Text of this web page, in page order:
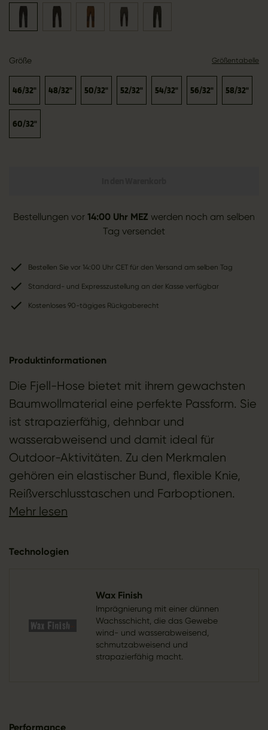
Größe Größentabelle
46/32" 48/32" 50/32" 52/32" 54/32" 56/32" 58/32"
60/32"
Bestellungen vor 14:00 Uhr MEZ werden noch am selben
Tag versendet
Bestellen Sie vor 14:00 Uhr CET für den Versand am selben Tag
Standard- und Expresszustellung an der Kasse verfügbar
Kostenloses 90-tägiges Rückgaberecht
Produktinformationen
Die Fjell-Hose bietet mit ihrem gewachsten
Baumwollmaterial eine perfekte Passform. Sie
ist strapazierfähig, dehnbar und
wasserabweisend und damit ideal für
Outdoor-Aktivitäten. Zu den Merkmalen
gehören ein elastischer Bund, flexible Knie,
Reißverschlusstaschen und Farboptionen.
Mehr lesen
Technologien
Wax Finish
Imprägnierung mit einer dünnen
Wachsschicht, die das Gewebe
wind- und wasserabweisend,
schmutzabweisend und
strapazierfähig macht.
Performance